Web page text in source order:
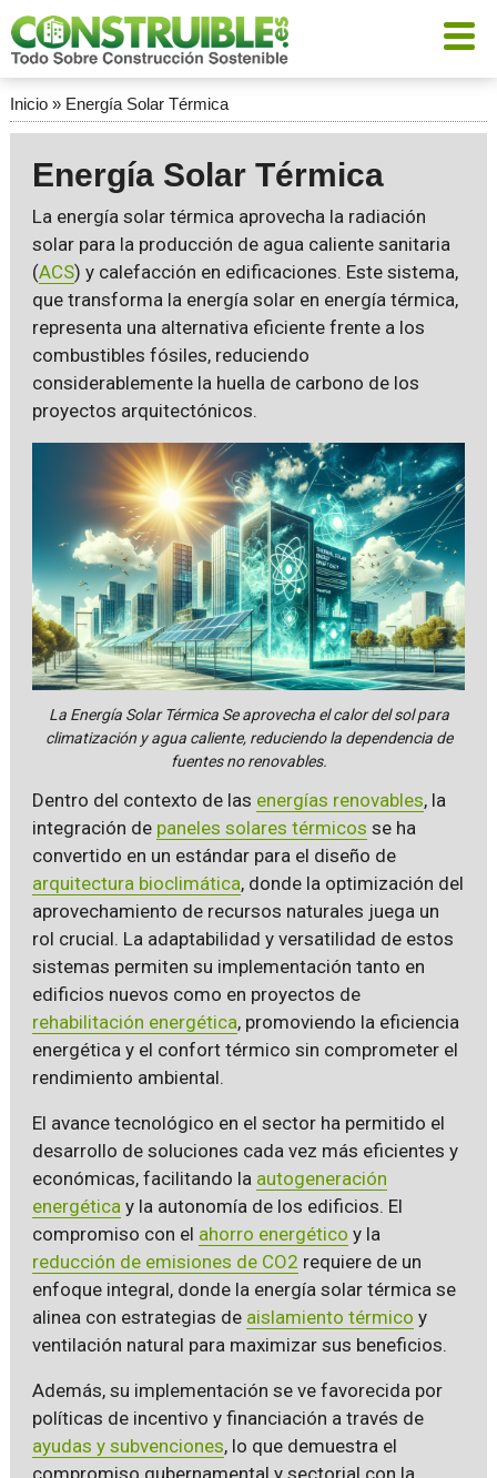
Inicio» Energía Solar Térmica
Energía Solar Térmica
La energía solar térmica aprovecha la radiación
solar para la producción de agua caliente sanitaria
(ACS) y calefacción en edificaciones. Este sistema,
que transforma la energía solar en energía térmica,
representa una alternativa eficiente frente a los
combustibles fósiles, reduciendo
considerablemente la huella de carbono de los
proyectos arquitectónicos.
La Energía Solar Térmica Se aprovecha el calor del sol para
climatización y agua caliente, reduciendo la dependencia de
fuentes no renovables.
Dentro del contexto de las energías renovables, la
integración de paneles solares térmicos se ha
convertido en un estándar para el diseño de
arquitectura bioclimática, donde la optimización del
aprovechamiento de recursos naturales juega un
rol crucial. La adaptabilidad y versatilidad de estos
sistemas permiten su implementación tanto en
edificios nuevos como en proyectos de
rehabilitación energética, promoviendo la eficiencia
energética y el confort térmico sin comprometer el
rendimiento ambiental.
El avance tecnológico en el sector ha permitido el
desarrollo de soluciones cada vez más eficientes y
económicas, facilitando la autogeneración
energética y la autonomía de los edificios. El
compromiso con el ahorro energético y la
reducción de emisiones de CO2 requiere de un
enfoque integral, donde la energía solar térmica se
alinea con estrategias de aislamiento térmico y
ventilación natural para maximizar sus beneficios.
Además, su implementación se ve favorecida por
políticas de incentivo y financiación a través de
ayudas y subvenciones, lo que demuestra el
compromiso gubernamental y sectorial con la